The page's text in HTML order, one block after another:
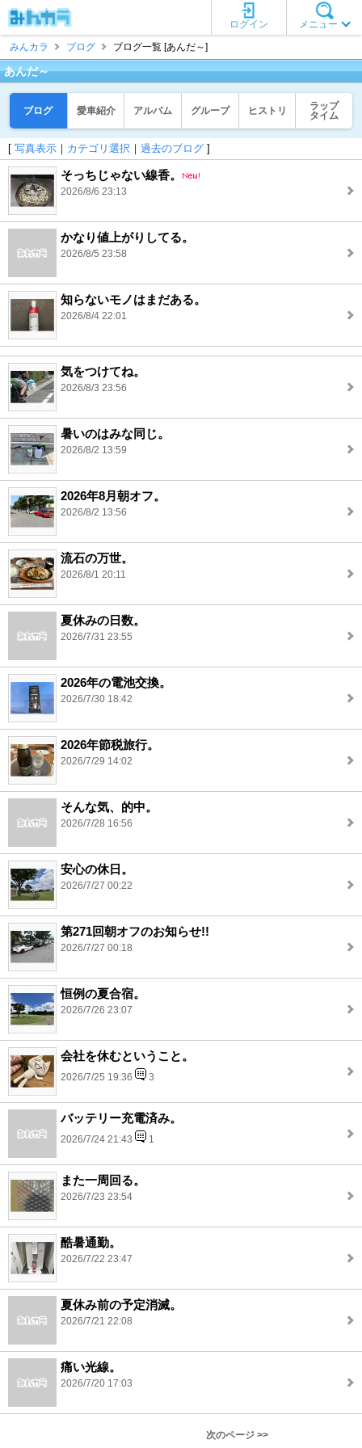
メニュー
ログイン
みんカラ
ブログ ブログ一覧 [あんだ～]
あんだ～
ブログ 愛車紹介 アルバム グループ ヒストリ
ラップ
タイム
[ 写真表示 ｜ カテゴリ選択 ｜ 過去のブログ ]
そっちじゃない線香。
2026/8/6 23:13
かなり値上がりしてる。
2026/8/5 23:58
知らないモノはまだある。
2026/8/4 22:01
気をつけてね。
2026/8/3 23:56
暑いのはみな同じ。
2026/8/2 13:59
2026年8月朝オフ。
2026/8/2 13:56
流石の万世。
2026/8/1 20:11
夏休みの日数。
2026/7/31 23:55
2026年の電池交換。
2026/7/30 18:42
2026年節税旅行。
2026/7/29 14:02
そんな気、的中。
2026/7/28 16:56
安心の休日。
2026/7/27 00:22
第271回朝オフのお知らせ!!
2026/7/27 00:18
恒例の夏合宿。
2026/7/26 23:07
会社を休むということ。
2026/7/25 19:36 3
バッテリー充電済み。
2026/7/24 21:43 1
また一周回る。
2026/7/23 23:54
酷暑通勤。
2026/7/22 23:47
夏休み前の予定消滅。
2026/7/21 22:08
痛い光線。
2026/7/20 17:03
次のページ >>